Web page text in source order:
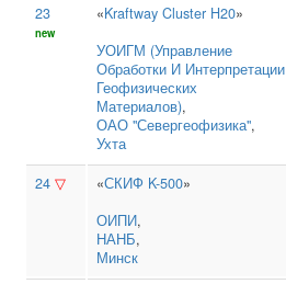
23
new
«Kraftway Cluster H20»
УОИГМ (Управление
Обработки И Интерпретации
Геофизических
Материалов),
ОАО "Севергеофизика",
Ухта
24 ▽ «СКИФ K-500»
ОИПИ,
НАНБ,
Минск